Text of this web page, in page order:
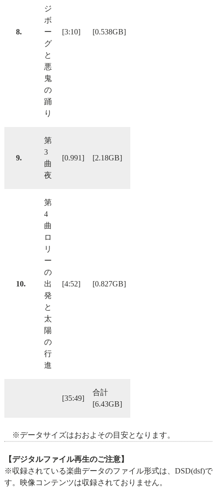
8.
ジ
ボ
ー
グ
と
悪
鬼
の
踊
り
[3:10] [0.538GB]
9.
第
3
曲
夜
[0.991] [2.18GB]
10.
第
4
曲
ロ
リ
ー
の
出
発
と
太
陽
の
行
進
[4:52] [0.827GB]
[35:49]
合計
[6.43GB]
※データサイズはおおよその目安となります。
【デジタルファイル再生のご注意】
※収録されている楽曲データのファイル形式は、DSD(dsf)で
す。映像コンテンツは収録されておりません。